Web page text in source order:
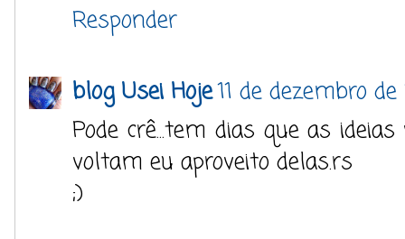
Responder
blog Usei Hoje11 de dezembro
Pode crê...tem dias que as
voltam eu aproveito delas.rs
;)